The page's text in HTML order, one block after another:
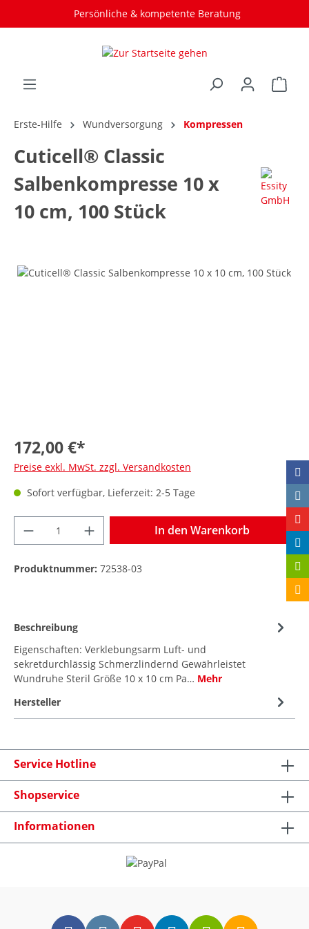
Persönliche & kompetente Beratung
Erste-Hilfe Wundversorgung Kompressen
Cuticell® Classic
Salbenkompresse 10 x
10 cm, 100 Stück
172,00 €*
Preise exkl. MwSt. zzgl. Versandkosten
Sofort verfügbar, Lieferzeit: 2-5 Tage
In den Warenkorb
Produktnummer: 72538-03
Beschreibung
Eigenschaften: Verklebungsarm Luft- und
sekretdurchlässig Schmerzlindernd Gewährleistet
Wundruhe Steril Größe 10 x 10 cm Pa… Mehr
Hersteller
Service Hotline
Shopservice
Informationen